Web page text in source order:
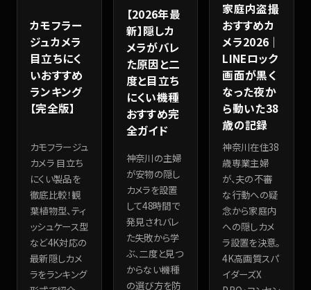
カモフラー
ジュカメラ
目立ちにく
いおすすめ
ランキング
【完全版】
カモフラージュ
カメラ 目立ち
にくい製品を
徹底比較！観
葉植物型、ティ
ッシュケース型
など4K対応の
最新隠しカメ
ラをランキング
【2026年最
新】隠しカ
メラがバレ
た原因と二
度と目立ち
にくい機種
おすすめ完
全ガイド
神奈川の主婦
が安物の隠し
カメラを設置
して48時間で
発見されバレ
た失敗から学
ぶ、二度と見つ
からない機種
の選び方を防
家庭内盗撮
おすすめカ
メラ2026｜
LINEロック
画面が黒く
なった夜か
ら動いた38
歳の記録
神奈川在住38
歳専業主婦
が、夫の不審
な行動への疑
念から家庭内
への隠しカメ
ラ設置を決意。
4K高画質スパ
イダーズX